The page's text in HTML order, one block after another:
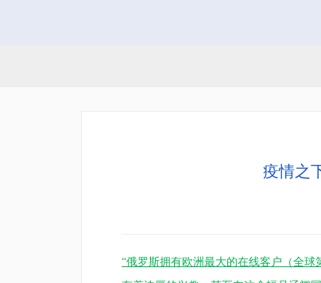
疫情之
“俄罗斯拥有欧洲最大的在线客户（全